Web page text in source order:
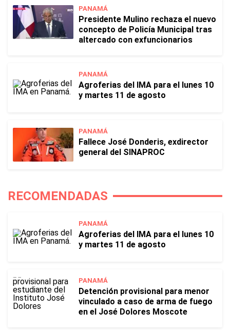
PANAMÁ
Presidente Mulino rechaza el nuevo
concepto de Policía Municipal tras
altercado con exfuncionarios
PANAMÁ
Agroferias del IMA para el lunes 10
y martes 11 de agosto
PANAMÁ
Fallece José Donderis, exdirector
general del SINAPROC
RECOMENDADAS
PANAMÁ
Agroferias del IMA para el lunes 10
y martes 11 de agosto
PANAMÁ
Detención provisional para menor
vinculado a caso de arma de fuego
en el José Dolores Moscote